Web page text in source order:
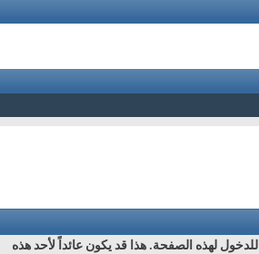
لهذه الصفحة. هذا قد يكون عائداً لأحد هذه